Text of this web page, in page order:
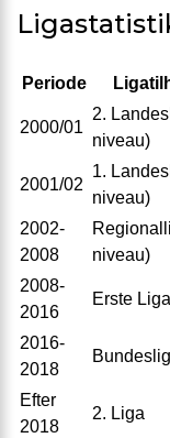
Periode
2000/01
2.
niveau)
2001/02
1.
niveau)
2002-
2008
niveau)
2008-
2016
Erste
2016-
2018
Efter
2018
2. Liga